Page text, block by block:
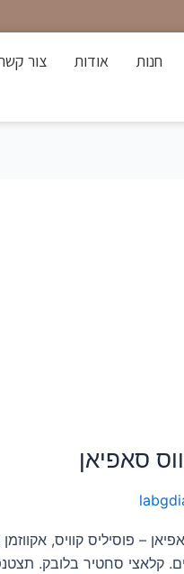
חנות אודות צור
סאפיאן
– פוסיליס קוויס,
קלאצי סחטיר בלובק.